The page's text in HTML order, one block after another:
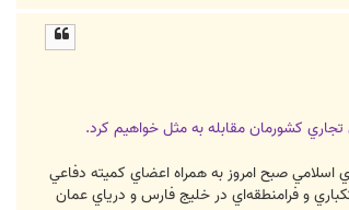
ا
كشورمان مقابله به مثل خواهيم كرد.
صبح امروز به همراه اعضاي كميته دفاعي
و فرامنطقه‌اي در خليج فارس و درياي عمان